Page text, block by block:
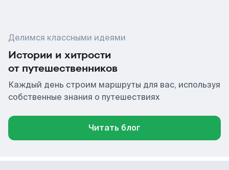
Делимся классными идеями
Истории и хитрости
от путешественников
Каждый день строим маршруты для вас, используя
собственные знания о путешествиях
Читать блог